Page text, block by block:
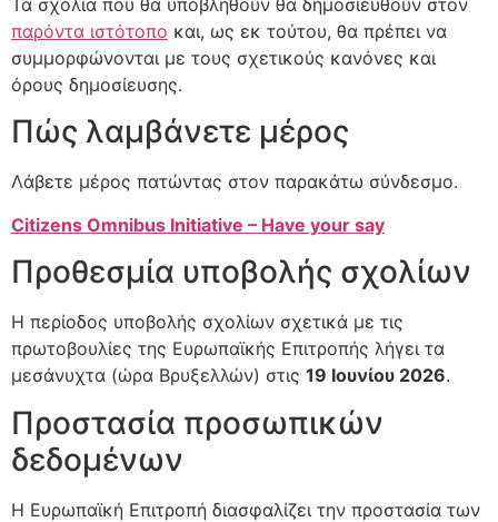
παρόντα ιστότοπο και, ως εκ τούτου, θα πρέπει να
συμμορφώνονται με τους σχετικούς κανόνες και
όρους δημοσίευσης.
Πώς λαμβάνετε μέρος
Λάβετε μέρος πατώντας στον παρακάτω σύνδεσμο.
Citizens Omnibus Initiative – Have your say
Προθεσμία υποβολής σχολίων
Η περίοδος υποβολής σχολίων σχετικά με τις
πρωτοβουλίες της Ευρωπαϊκής Επιτροπής λήγει τα
μεσάνυχτα (ώρα Βρυξελλών) στις 19 Ιουνίου 2026.
Προστασία προσωπικών
δεδομένων
Η Ευρωπαϊκή Επιτροπή διασφαλίζει την προστασία των